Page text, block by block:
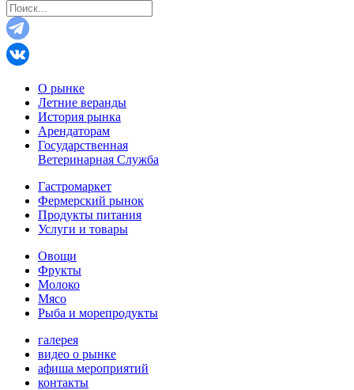
О рынке
Летние веранды
История рынка
Арендаторам
Государственная
Ветеринарная Служба
Гастромаркет
Фермерский рынок
Продукты питания
Услуги и товары
Овощи
Фрукты
Молоко
Мясо
Рыба и морепродукты
галерея
видео о рынке
афиша мероприятий
контакты